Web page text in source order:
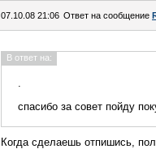
07.10.08 21:06 Ответ на сообщение
В ответ на:
.
спасибо за совет пойду
Когда сделаешь отпишись,